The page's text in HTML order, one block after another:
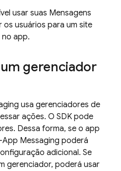
usar suas Mensagens
usuários para um site
app.
gerenciador
usa gerenciadores de
ações. O SDK pode
Dessa forma, se o app
App Messaging poderá
adicional. Se
gerenciador, poderá usar